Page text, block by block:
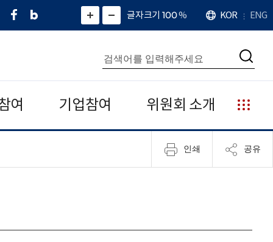
페
네
그
)
화
면
면
소
확
대
치
글자크기 100%
언
어
KOR ENG
통
합
검
색
검
여 기업참여 위원회 소개
누
리
집
안
인쇄 공유